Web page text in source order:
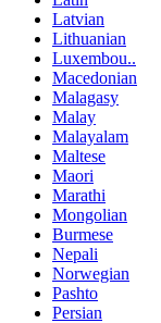
Latvian
Lithuanian
Luxembou..
Macedonian
Malagasy
Malay
Malayalam
Maltese
Maori
Marathi
Mongolian
Burmese
Nepali
Norwegian
Pashto
Persian